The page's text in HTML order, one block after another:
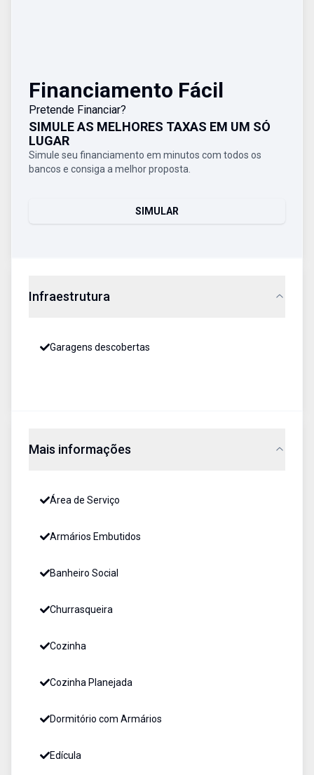
Financiamento Fácil
Pretende Financiar?
SIMULE AS MELHORES TAXAS EM UM SÓ
LUGAR
Simule seu financiamento em minutos com todos os
bancos e consiga a melhor proposta.
SIMULAR
Infraestrutura
Garagens descobertas
Mais informações
Área de Serviço
Armários Embutidos
Banheiro Social
Churrasqueira
Cozinha
Cozinha Planejada
Dormitório com Armários
Edícula